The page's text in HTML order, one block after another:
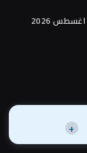
عروض نستو القصيم الاسبوعية 5 اغسطس 2026
+